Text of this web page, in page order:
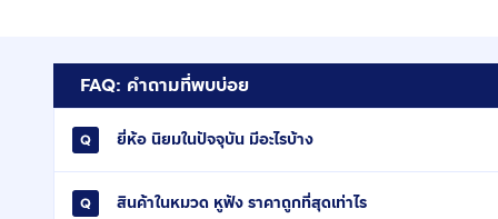
FAQ: คำถามที่พบบ่อย
ยี่ห้อ นิยมในปัจจุบัน มีอะไรบ้าง
สินค้าในหมวด หูฟัง ราคาถูกที่สุดเท่าไร